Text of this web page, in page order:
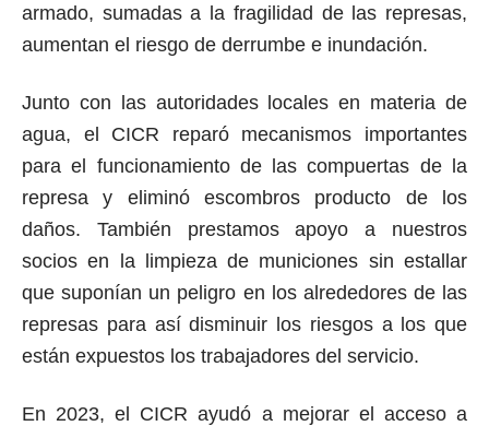
armado, sumadas a la fragilidad de las represas,
aumentan el riesgo de derrumbe e inundación.
Junto con las autoridades locales en materia de
agua, el CICR reparó mecanismos importantes
para el funcionamiento de las compuertas de la
represa y eliminó escombros producto de los
daños. También prestamos apoyo a nuestros
socios en la limpieza de municiones sin estallar
que suponían un peligro en los alrededores de las
represas para así disminuir los riesgos a los que
están expuestos los trabajadores del servicio.
En 2023, el CICR ayudó a mejorar el acceso a